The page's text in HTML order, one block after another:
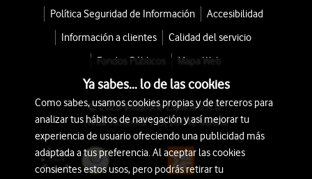
Política Seguridad de Información
Accesibilidad
Información a clientes
Calidad del servicio
Fondos Públicos
Mapa Web
© 2026 Vodafone España S.A.U.
Avda. América 115, 28042 Madrid
Ya sabes... lo de las cookies
Como sabes, usamos cookies propias y de terceros para
analizar tus hábitos de navegación y así mejorar tu
experiencia de usuario ofreciendo una publicidad más
adaptada a tus preferencia. Al aceptar las cookies
consientes estos usos, pero podrás retirar tu